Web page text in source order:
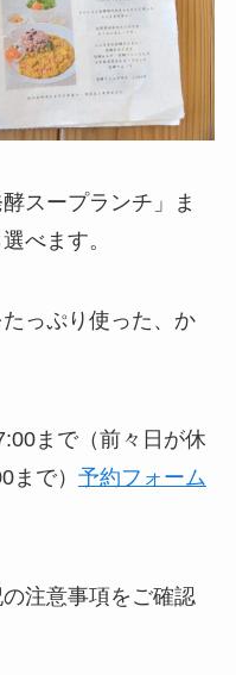
スープランチ」ま
べます。
っぷり使った、か
まで（前々日が休
で） 予約フォーム
注意事項をご確認